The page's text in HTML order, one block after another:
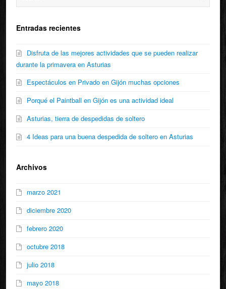
Entradas recientes
Disfruta de las mejores actividades que se pueden realizar
durante la primavera en Asturias
Espectáculos en Privado en Gijón muchas opciones
Porqué el Paintball en Gijón es una actividad ideal
Asturias, tierra de despedidas de soltero
4 Ideas para una buena despedida de soltero en Asturias
Archivos
marzo 2021
diciembre 2020
febrero 2020
octubre 2018
julio 2018
mayo 2018